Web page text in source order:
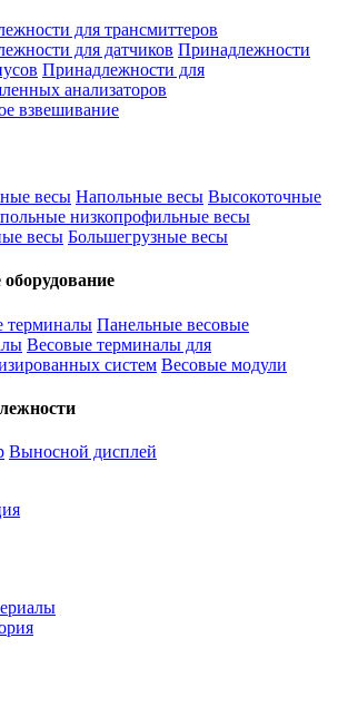
для трансмиттеров
для датчиков Принадлежности
Принадлежности для
анализаторов
взвешивание
весы Напольные весы Высокоточные
низкопрофильные весы
весы Большегрузные весы
оборудование
терминалы Панельные весовые
Весовые терминалы для
систем Весовые модули
Выносной дисплей